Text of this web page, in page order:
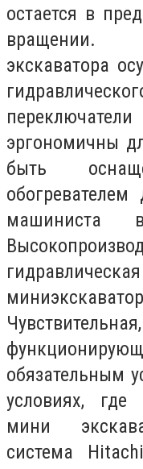
остается в
вращении.
экскаватора
эргономичны
быть
машиниста
обязательным
условиях, где
мини
система